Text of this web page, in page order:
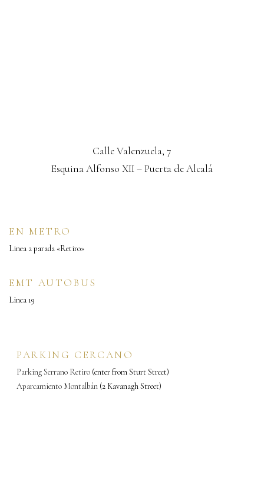
Calle Valenzuela, 7
Esquina Alfonso XII – Puerta de Alcalá
EN METRO
Linea 2 parada «Retiro»
EMT AUTOBUS
Linea 19
PARKING CERCANO
Parking Serrano Retiro (enter from Sturt Street)
Aparcamiento Montalbán (2 Kavanagh Street)